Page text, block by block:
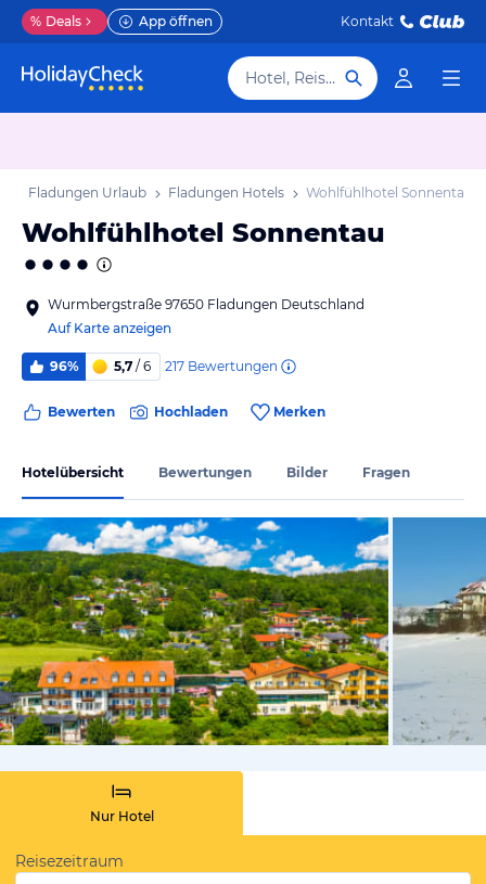
% Deals App öffnen Kontakt
Hotel, Reiseziel
Fladungen Urlaub Fladungen Hotels Wohlfühlhotel Sonnentau
Wohlfühlhotel Sonnentau
Wurmbergstraße 97650 Fladungen Deutschland
Auf Karte anzeigen
96% 5,7 / 6 217 Bewertungen
Bewerten Hochladen Merken
Hotelübersicht Bewertungen Bilder Fragen
vom
Nur Hotel
Reisezeitraum